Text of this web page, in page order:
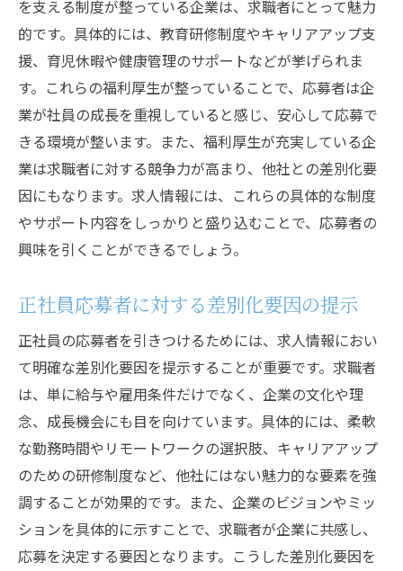
を支える制度が整っている企業は、求職者にとって魅力
的です。具体的には、教育研修制度やキャリアアップ支
援、育児休暇や健康管理のサポートなどが挙げられま
す。これらの福利厚生が整っていることで、応募者は企
業が社員の成長を重視していると感じ、安心して応募で
きる環境が整います。また、福利厚生が充実している企
業は求職者に対する競争力が高まり、他社との差別化要
因にもなります。求人情報には、これらの具体的な制度
やサポート内容をしっかりと盛り込むことで、応募者の
興味を引くことができるでしょう。
正社員応募者に対する差別化要因の提示
正社員の応募者を引きつけるためには、求人情報におい
て明確な差別化要因を提示することが重要です。求職者
は、単に給与や雇用条件だけでなく、企業の文化や理
念、成長機会にも目を向けています。具体的には、柔軟
な勤務時間やリモートワークの選択肢、キャリアアップ
のための研修制度など、他社にはない魅力的な要素を強
調することが効果的です。また、企業のビジョンやミッ
ションを具体的に示すことで、求職者が企業に共感し、
応募を決定する要因となります。こうした差別化要因を